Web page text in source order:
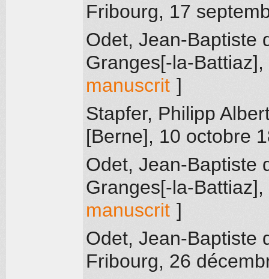
Fribourg, 17
Odet, Jean-Baptiste
Granges[-la-Battiaz]
manuscrit ]
Stapfer, Philipp
[Berne], 10 octobre
Odet, Jean-Baptiste
Granges[-la-Battiaz]
manuscrit ]
Odet, Jean-Baptiste
Fribourg, 26